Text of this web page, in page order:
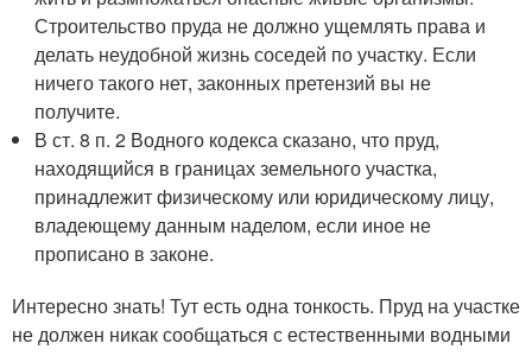
Строительство пруда не должно ущемлять права и
делать неудобной жизнь соседей по участку. Если
ничего такого нет, законных претензий вы не
получите.
В ст. 8 п. 2 Водного кодекса сказано, что пруд,
находящийся в границах земельного участка,
принадлежит физическому или юридическому лицу,
владеющему данным наделом, если иное не
прописано в законе.
Интересно знать! Тут есть одна тонкость. Пруд на участке
не должен никак сообщаться с естественными водными